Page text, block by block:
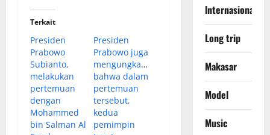
Terkait
Presiden
Prabowo
Subianto,
melakukan
pertemuan
dengan
Mohammed
bin Salman Al
Presiden
Prabowo juga
mengungkapkan
bahwa dalam
pertemuan
tersebut,
kedua
pemimpin
lnternasional
Long trip
Makasar
Model
Music